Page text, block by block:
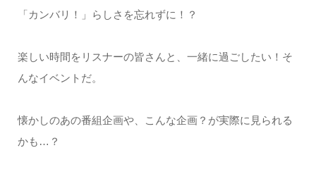
「カンバリ！」らしさを忘れずに！？
楽しい時間をリスナーの皆さんと、一緒に過ごしたい！そ
んなイベントだ。
懐かしのあの番組企画や、こんな企画？が実際に見られる
かも…？